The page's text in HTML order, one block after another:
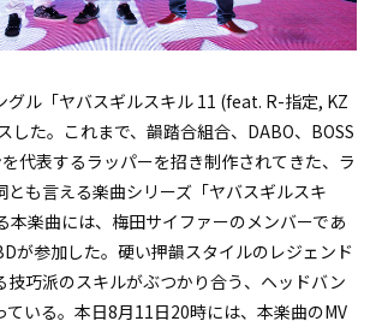
グル「ヤバスギルスキル 11 (feat. R-指定, KZ
した。これまで、韻踏合組合、DABO、BOSS
代表するラッパーを招き制作されてきた、ラ
とも言える楽曲シリーズ「ヤバスギルスキ
本楽曲には、梅田サイファーのメンバーであ
が参加した。硬い押韻スタイルのレジェンド
技巧派のスキルがぶつかり合う、ヘッドバン
ている。本日8月11日20時には、本楽曲のMV